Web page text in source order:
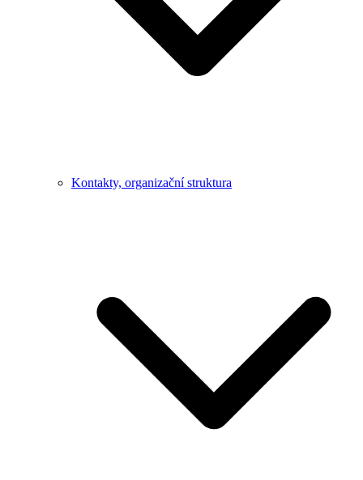
Kontakty, organizační struktura